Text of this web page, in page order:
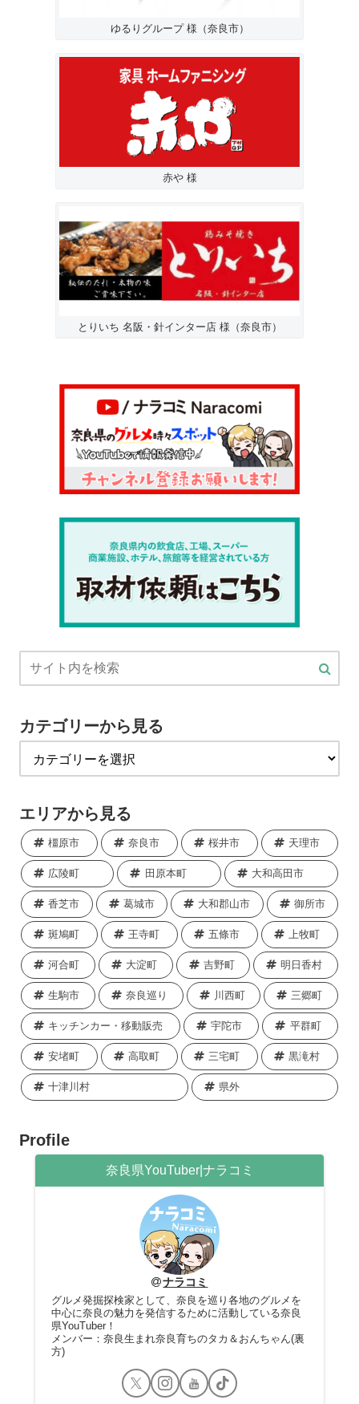
ゆるりグループ 様（奈良市）
赤や 様
とりいち 名阪・針インター店 様（奈良市）
カテゴリーから見る
エリアから見る
橿原市 奈良市 桜井市 天理市
広陵町 田原本町 大和高田市
香芝市 葛城市 大和郡山市 御所市
斑鳩町 王寺町 五條市 上牧町
河合町 大淀町 吉野町 明日香村
生駒市 奈良巡り 川西町 三郷町
キッチンカー・移動販売 宇陀市 平群町
安堵町 高取町 三宅町 黒滝村
十津川村 県外
Profile
奈良県YouTuber|ナラコミ
ナラコミ
グルメ発掘探検家として、奈良を巡り各地のグルメを
中心に奈良の魅力を発信するために活動している奈良
県YouTuber！
メンバー：奈良生まれ奈良育ちのタカ＆おんちゃん(裏
方)